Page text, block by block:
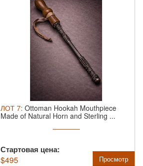
ЛОТ 7: Ottoman Hookah Mouthpiece
Made of Natural Horn and Sterling ...
Стартовая цена:
$495 Просмотр